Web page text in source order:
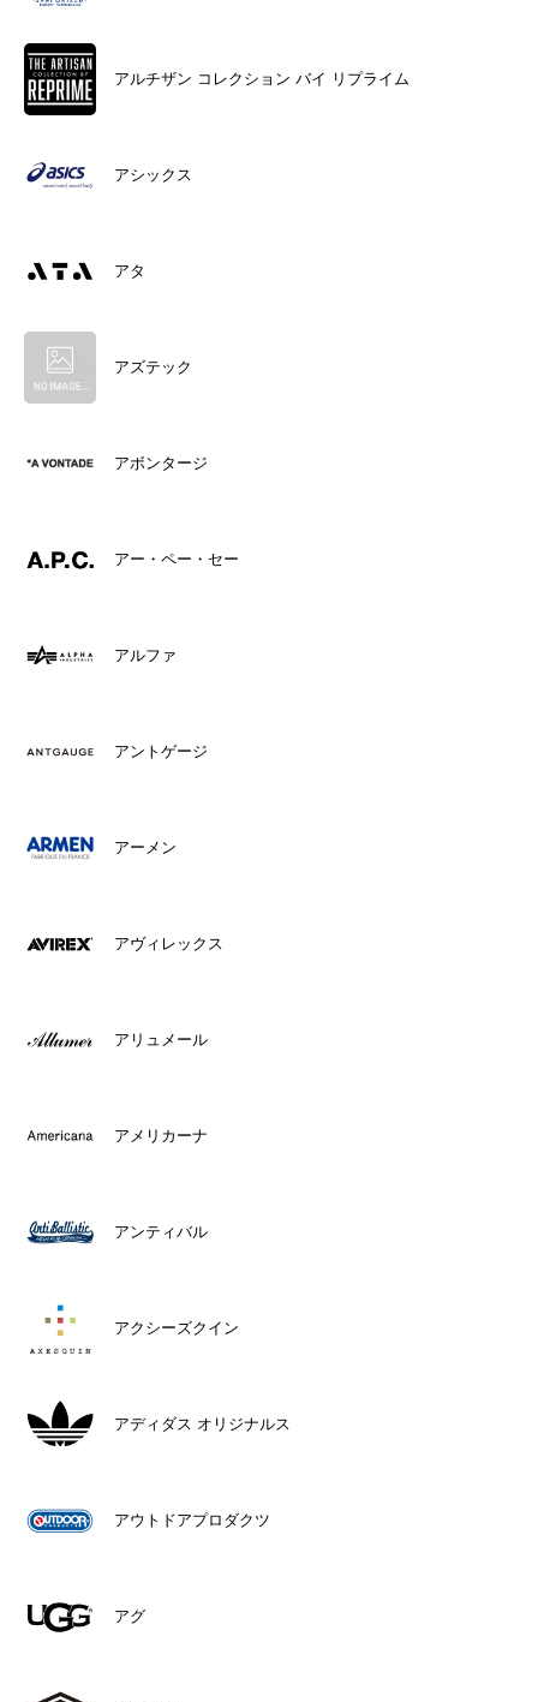
アルチザン コレクション バイ リプライム
アシックス
アタ
アズテック
アボンタージ
アー・ペー・セー
アルファ
アントゲージ
アーメン
アヴィレックス
アリュメール
アメリカーナ
アンティバル
アクシーズクイン
アディダス オリジナルス
アウトドアプロダクツ
アグ